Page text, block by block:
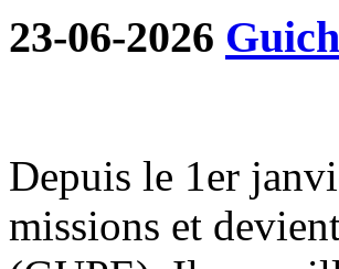
23-06-2026
Depuis le 1er
missions et